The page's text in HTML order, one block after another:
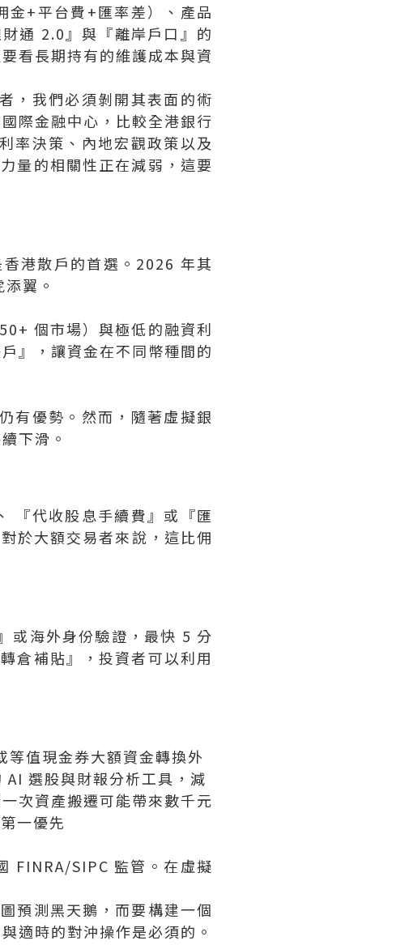
金+平台費+匯率差）、產品
通 2.0』與『離岸戶口』的
看長期持有的維護成本與資
，我們必須剝開其表面的術
際金融中心，比較全港銀行
率決策、內地宏觀政策以及
量的相關性正在減弱，這要
港散戶的首選。2026 年其
翼。
個市場）與極低的融資利
』，讓資金在不同幣種間的
有優勢。然而，隨著虛擬銀
下滑。
『代收股息手續費』或『匯
於大額交易者來說，這比佣
或海外身份驗證，最快 5 分
倉補貼』，投資者可以利用
值現金券大額資金轉換外
選股與財報分析工具，減
次資產搬遷可能帶來數千元
一優先
FINRA/SIPC 監管。在虛擬
預測黑天鵝，而要構建一個
適時的對沖操作是必須的。